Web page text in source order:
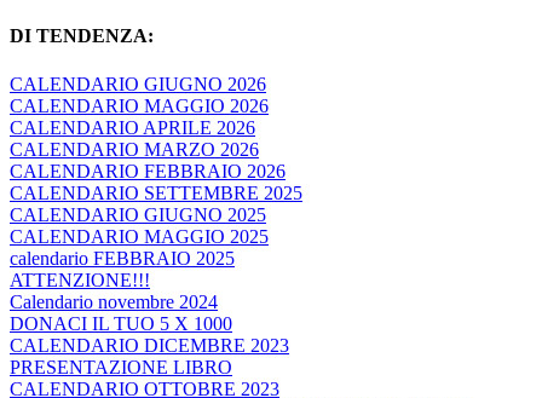
DI TENDENZA:
CALENDARIO GIUGNO 2026
CALENDARIO MAGGIO 2026
CALENDARIO APRILE 2026
CALENDARIO MARZO 2026
CALENDARIO FEBBRAIO 2026
CALENDARIO SETTEMBRE 2025
CALENDARIO GIUGNO 2025
CALENDARIO MAGGIO 2025
calendario FEBBRAIO 2025
ATTENZIONE!!!
Calendario novembre 2024
DONACI IL TUO 5 X 1000
CALENDARIO DICEMBRE 2023
PRESENTAZIONE LIBRO
CALENDARIO OTTOBRE 2023